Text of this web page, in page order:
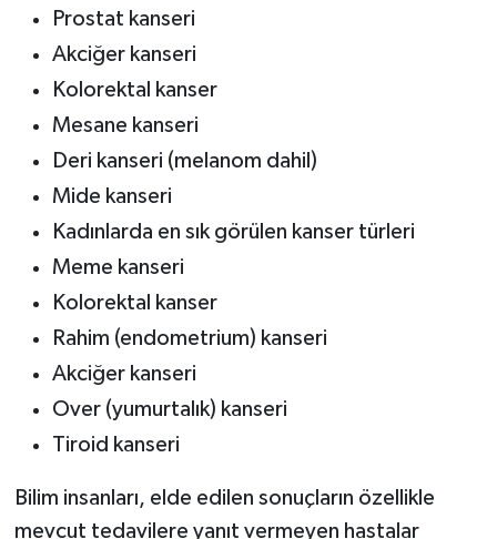
Prostat kanseri
Akciğer kanseri
Kolorektal kanser
Mesane kanseri
Deri kanseri (melanom dahil)
Mide kanseri
Kadınlarda en sık görülen kanser türleri
Meme kanseri
Kolorektal kanser
Rahim (endometrium) kanseri
Akciğer kanseri
Over (yumurtalık) kanseri
Tiroid kanseri
Bilim insanları, elde edilen sonuçların özellikle
mevcut tedavilere yanıt vermeyen hastalar